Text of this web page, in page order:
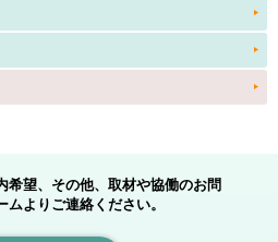
希望、その他、取材や協働のお問
よりご連絡ください。